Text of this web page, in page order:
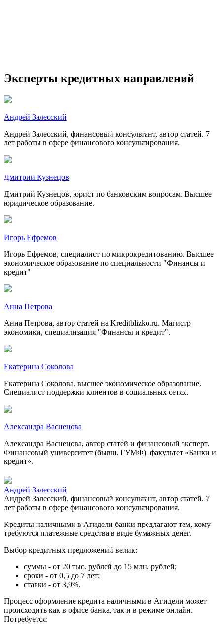
Эксперты кредитных направлений
Андрей Залесский
Андрей Залесский, финансовый консультант, автор статей. 7
лет работы в сфере финансового консультирования.
Дмитрий Кузнецов
Дмитрий Кузнецов, юрист по банковским вопросам. Высшее
юридическое образование.
Игорь Ефремов
Игорь Ефремов, специалист по микрокредитованию. Высшее
экономическое образование по специальности "Финансы и
кредит"
Анна Петрова
Анна Петрова, автор статей на Kreditblizko.ru. Магистр
экономики, специализация "Финансы и кредит".
Екатерина Соколова
Екатерина Соколова, высшее экономическое образование.
Специалист поддержки клиентов в социальных сетях.
Александра Васнецова
Александра Васнецова, автор статей и финансовый эксперт.
Финансовый университет (бывш. ГУМФ), факультет «Банки и
кредит».
Андрей Залесский
Андрей Залесский, финансовый консультант, автор статей. 7
лет работы в сфере финансового консультирования.
Кредиты наличными в Агидели банки предлагают тем, кому
требуются платежные средства в виде бумажных денег.
Выбор кредитных предложений велик:
суммы - от 20 тыс. рублей до 15 млн. рублей;
сроки - от 0,5 до 7 лет;
ставки - от 3,9%.
Процесс оформление кредита наличными в Агидели может
происходить как в офисе банка, так и в режиме онлайн.
Потребуется: